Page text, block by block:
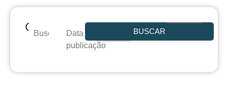
Data de
publicação
BUSCAR